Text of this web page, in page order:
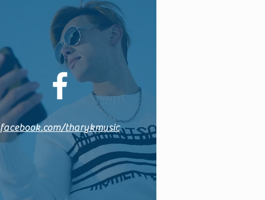
facebook.com/tharykmusic